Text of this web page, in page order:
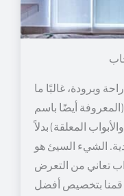
وبرودة، غالبًا ما
(المعروفة أيضًا باسم
المعلقة) بدلاً
الشيء السيئ هو
تعاني من التعرض
قمنا بتخصيص أفضل